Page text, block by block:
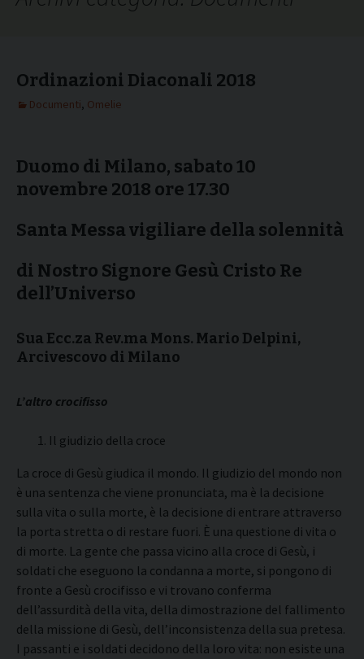
Ordinazioni Diaconali 2018
Documenti, Omelie
Duomo di Milano, sabato 10
novembre 2018 ore 17.30
Santa Messa vigiliare della solennità
di Nostro Signore Gesù Cristo Re
dell’Universo
Sua Ecc.za Rev.ma Mons. Mario Delpini,
Arcivescovo di Milano
L’altro crocifisso
Il giudizio della croce
La croce di Gesù giudica il mondo. Il giudizio del mondo non
è una sentenza che viene pronunciata, ma è la decisione
sulla vita o sulla morte, è la decisione di entrare attraverso
la porta stretta o di restare fuori. È una questione di vita o
di morte. La gente che passa vicino alla croce di Gesù, i
soldati che eseguono la condanna a morte, si pongono di
fronte a Gesù crocifisso e vi trovano conferma
dell’assurdità della vita, della dimostrazione del fallimento
della missione di Gesù, dell’inconsistenza della sua pretesa.
I passanti e i soldati decidono della loro vita: non esiste una